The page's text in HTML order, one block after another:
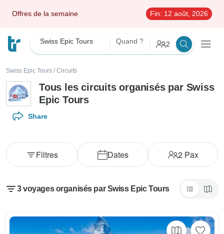
Offres de la semaine Fin: 12 août, 2026
Swiss Epic Tours Quand ? 2
Swiss Epic Tours / Circuits
Tous les circuits organisés par Swiss
Epic Tours
Share
Dates 2Pax
Filtres
3 voyages organisés par Swiss Epic Tours